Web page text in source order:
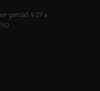
gemäß § 27 a